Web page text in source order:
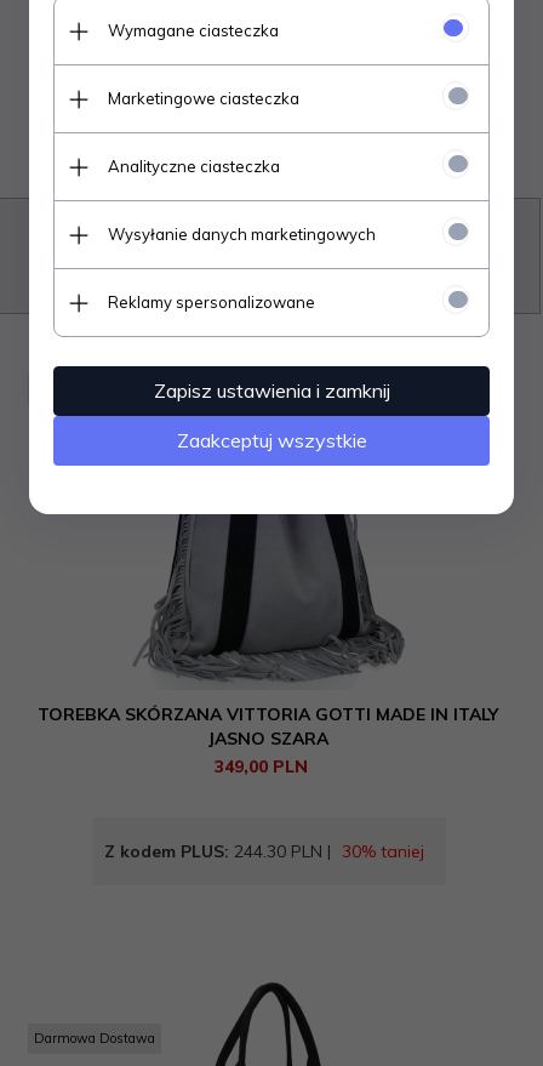
Kup teraz i zapłać do30 dnibez dodatkowych opłat
Nowość Poznaj płatność PayPo
TOREBKA SKÓRZANA VITTORIA GOTTI MADE IN ITALY
JASNO SZARA
349,00 PLN
Z kodem PLUS: 244.30 PLN | 30% taniej
Darmowa Dostawa
Wymagane ciasteczka
Marketingowe ciasteczka
Analityczne ciasteczka
Wysyłanie danych marketingowych
Reklamy spersonalizowane
Zapisz ustawienia i zamknij
Zaakceptuj wszystkie